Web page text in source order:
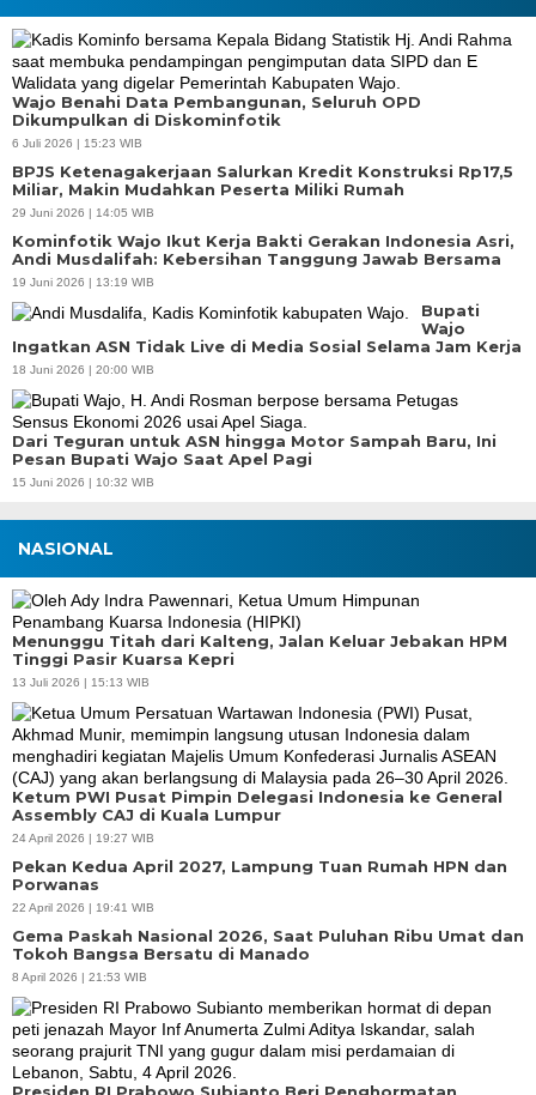
Wajo Benahi Data Pembangunan, Seluruh OPD
Dikumpulkan di Diskominfotik
6 Juli 2026 | 15:23 WIB
BPJS Ketenagakerjaan Salurkan Kredit Konstruksi Rp17,5
Miliar, Makin Mudahkan Peserta Miliki Rumah
29 Juni 2026 | 14:05 WIB
Kominfotik Wajo Ikut Kerja Bakti Gerakan Indonesia Asri,
Andi Musdalifah: Kebersihan Tanggung Jawab Bersama
19 Juni 2026 | 13:19 WIB
Bupati
Wajo
Ingatkan ASN Tidak Live di Media Sosial Selama Jam Kerja
18 Juni 2026 | 20:00 WIB
Dari Teguran untuk ASN hingga Motor Sampah Baru, Ini
Pesan Bupati Wajo Saat Apel Pagi
15 Juni 2026 | 10:32 WIB
NASIONAL
Menunggu Titah dari Kalteng, Jalan Keluar Jebakan HPM
Tinggi Pasir Kuarsa Kepri
13 Juli 2026 | 15:13 WIB
Ketum PWI Pusat Pimpin Delegasi Indonesia ke General
Assembly CAJ di Kuala Lumpur
24 April 2026 | 19:27 WIB
Pekan Kedua April 2027, Lampung Tuan Rumah HPN dan
Porwanas
22 April 2026 | 19:41 WIB
Gema Paskah Nasional 2026, Saat Puluhan Ribu Umat dan
Tokoh Bangsa Bersatu di Manado
8 April 2026 | 21:53 WIB